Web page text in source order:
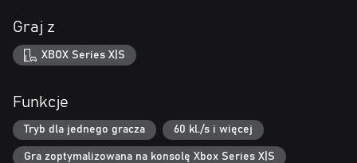
Graj z
XBOX Series X|S
Funkcje
Tryb dla jednego gracza 60 kl./s i więcej
Gra zoptymalizowana na konsolę Xbox Series X|S